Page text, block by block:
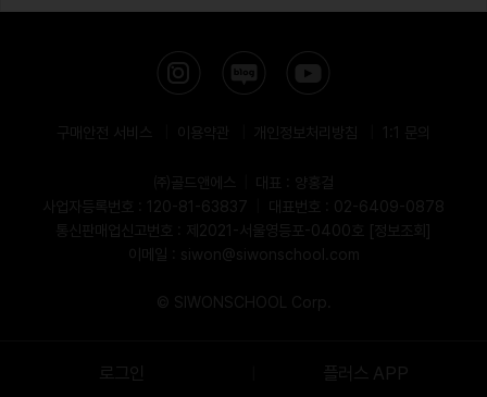
구매안전 서비스 이용약관 개인정보처리방침 1:1 문의
㈜골드앤에스
대표 : 양홍걸
사업자등록번호 : 120-81-63837
대표번호 : 02-6409-0878
통신판매업신고번호 : 제2021-서울영등포-0400호
[정보조회]
이메일 : siwon@siwonschool.com
© SIWONSCHOOL Corp.
로그인 플러스 APP